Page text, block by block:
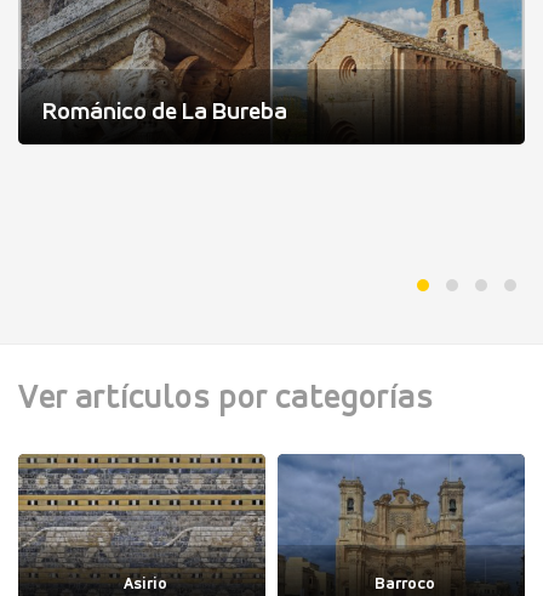
Románico de La Bureba
Ver artículos por categorías
Asirio Barroco